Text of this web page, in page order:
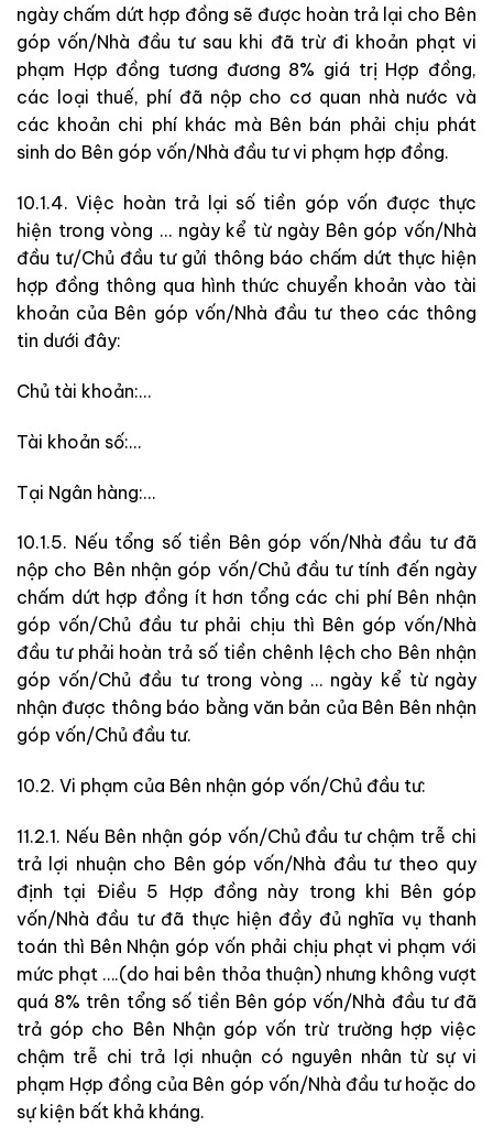
ngày chấm dứt hợp đồng sẽ được hoàn trả lại cho Bên
góp vốn/Nhà đầu tư sau khi đã trừ đi khoản phạt vi
phạm Hợp đồng tương đương 8% giá trị Hợp đồng,
các loại thuế, phí đã nộp cho cơ quan nhà nước và
các khoản chi phí khác mà Bên bán phải chịu phát
sinh do Bên góp vốn/Nhà đầu tư vi phạm hợp đồng.
10.1.4. Việc hoàn trả lại số tiền góp vốn được thực
hiện trong vòng … ngày kể từ ngày Bên góp vốn/Nhà
đầu tư/Chủ đầu tư gửi thông báo chấm dứt thực hiện
hợp đồng thông qua hình thức chuyển khoản vào tài
khoản của Bên góp vốn/Nhà đầu tư theo các thông
tin dưới đây:
Chủ tài khoản:…
Tài khoản số:…
Tại Ngân hàng:…
10.1.5. Nếu tổng số tiền Bên góp vốn/Nhà đầu tư đã
nộp cho Bên nhận góp vốn/Chủ đầu tư tính đến ngày
chấm dứt hợp đồng ít hơn tổng các chi phí Bên nhận
góp vốn/Chủ đầu tư phải chịu thì Bên góp vốn/Nhà
đầu tư phải hoàn trả số tiền chênh lệch cho Bên nhận
góp vốn/Chủ đầu tư trong vòng … ngày kể từ ngày
nhận được thông báo bằng văn bản của Bên Bên nhận
góp vốn/Chủ đầu tư.
10.2. Vi phạm của Bên nhận góp vốn/Chủ đầu tư:
11.2.1. Nếu Bên nhận góp vốn/Chủ đầu tư chậm trễ chi
trả lợi nhuận cho Bên góp vốn/Nhà đầu tư theo quy
định tại Điều 5 Hợp đồng này trong khi Bên góp
vốn/Nhà đầu tư đã thực hiện đầy đủ nghĩa vụ thanh
toán thì Bên Nhận góp vốn phải chịu phạt vi phạm với
mức phạt ….(do hai bên thỏa thuận) nhưng không vượt
quá 8% trên tổng số tiền Bên góp vốn/Nhà đầu tư đã
trả góp cho Bên Nhận góp vốn trừ trường hợp việc
chậm trễ chi trả lợi nhuận có nguyên nhân từ sự vi
phạm Hợp đồng của Bên góp vốn/Nhà đầu tư hoặc do
sự kiện bất khả kháng.